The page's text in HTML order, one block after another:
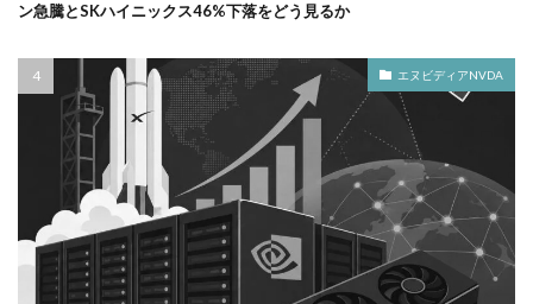
ン急騰とSKハイニックス46%下落をどう見るか
エヌビディアNVDA